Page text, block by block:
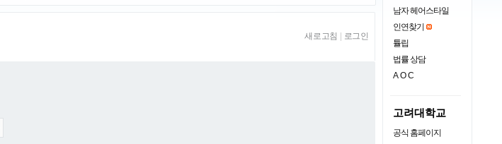
새로고침 로그인
남자 헤어스타일
인연찾기
튤립
법률 상담
AOC
고려대학교
공식 홈페이지